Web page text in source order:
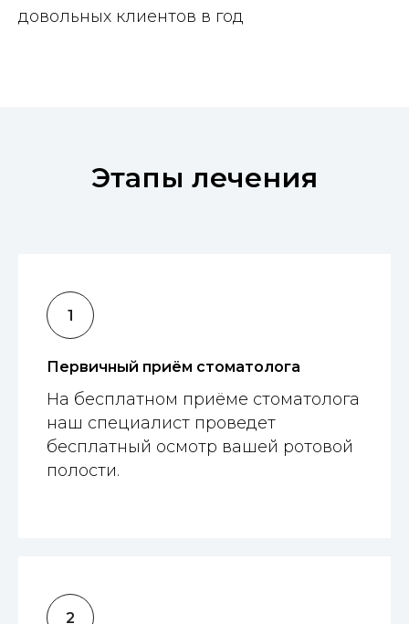
довольных клиентов в год
Этапы лечения
Первичный приём стоматолога
На бесплатном приёме стоматолога
наш специалист проведет
бесплатный осмотр вашей ротовой
полости.